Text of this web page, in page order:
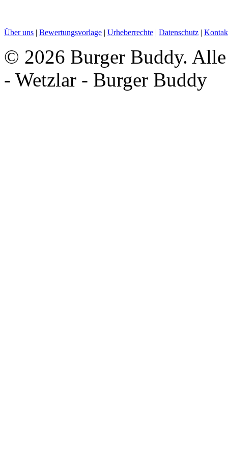
Über uns | Bewertungsvorlage | Urheberrechte | Datenschutz |
© 2026 Burger Buddy.
- Wetzlar - Burger Buddy